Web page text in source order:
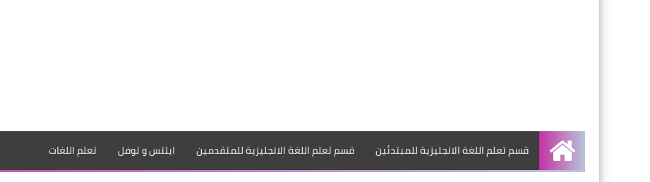
الرئيسية
قسم تعلم اللغة الانجليزية للمبتدئين قسم تعلم اللغة الانجليزية للمتقدمين ايلتس و توفل تعلم اللغات